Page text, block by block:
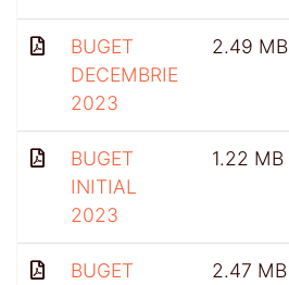
BUGET
DECEMBRIE
2023
2.49 MB
BUGET
INITIAL
2023
1.22 MB
BUGET
2.47 MB